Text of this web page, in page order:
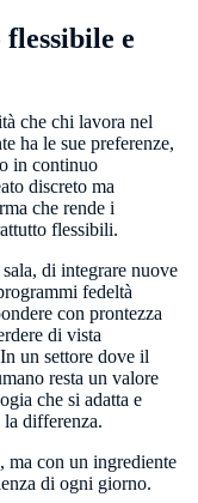
e
che chi lavora nel
ha le sue preferenze,
in continuo
discreto ma
che rende i
flessibili.
di integrare nuove
fedeltà
con prontezza
di vista
un settore dove il
resta un valore
che si adatta e
la differenza.
ma con un ingrediente
di ogni giorno.